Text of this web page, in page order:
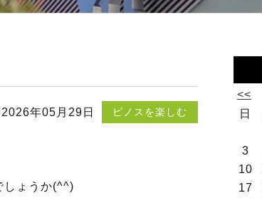
ピノスを楽しむ
2026年05月29日
しょうか(^^)
<<
日
3
10
17